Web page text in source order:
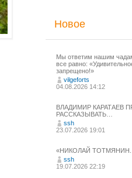
Новое
Мы ответим нашим
все равно:
запрещено!»
vilgeforts
04.08.2026 14:12
ВЛАДИМИР КАРАТАЕВ
РАССКАЗЫВАТЬ…
ssh
23.07.2026 19:01
«НИКОЛАЙ ТОТМЯНИН.
ssh
19.07.2026 22:19